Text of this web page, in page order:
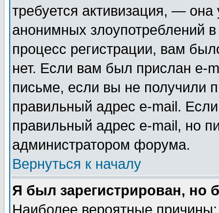
требуется активизация, —
анонимных злоупотреблений
процесс регистрации, вам
нет. Если вам был прислан e-
письме, если вы не получили
правильный адрес e-mail.
правильный адрес e-mail, но
администратором форума.
Вернуться к началу
Я был зарегистрирован, но
Наиболее вероятные